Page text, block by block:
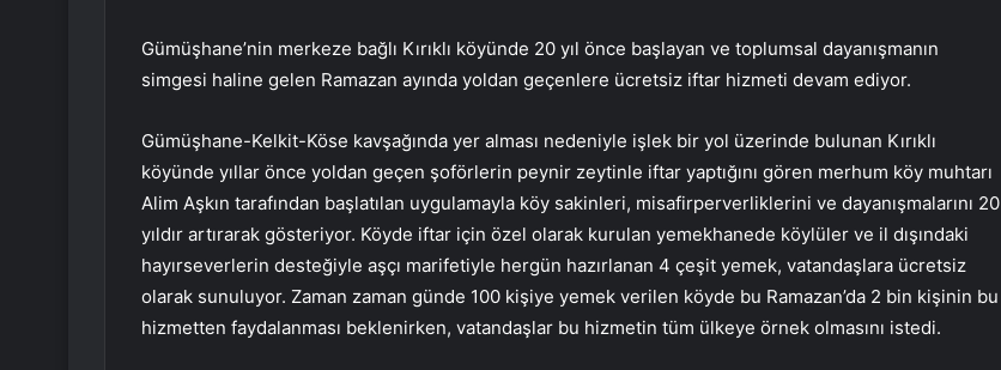
Gümüşhane’nin merkeze bağlı Kırıklı köyünde 20 yıl önce başlayan ve toplumsal dayanışmanın
simgesi haline gelen Ramazan ayında yoldan geçenlere ücretsiz iftar hizmeti devam ediyor.
Gümüşhane-Kelkit-Köse kavşağında yer alması nedeniyle işlek bir yol üzerinde bulunan Kırıklı
köyünde yıllar önce yoldan geçen şoförlerin peynir zeytinle iftar yaptığını gören merhum köy muhtarı
Alim Aşkın tarafından başlatılan uygulamayla köy sakinleri, misafirperverliklerini ve dayanışmalarını 20
yıldır artırarak gösteriyor. Köyde iftar için özel olarak kurulan yemekhanede köylüler ve il dışındaki
hayırseverlerin desteğiyle aşçı marifetiyle hergün hazırlanan 4 çeşit yemek, vatandaşlara ücretsiz
olarak sunuluyor. Zaman zaman günde 100 kişiye yemek verilen köyde bu Ramazan’da 2 bin kişinin bu
hizmetten faydalanması beklenirken, vatandaşlar bu hizmetin tüm ülkeye örnek olmasını istedi.